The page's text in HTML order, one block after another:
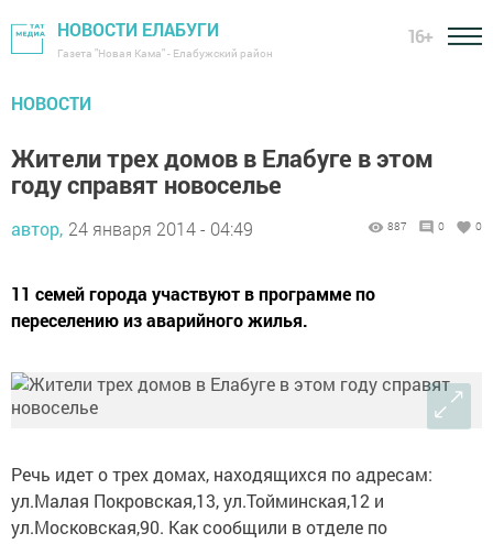
НОВОСТИ ЕЛАБУГИ
Газета "Новая Кама" - Елабужский район
16+
НОВОСТИ
Жители трех домов в Елабуге в этом
году справят новоселье
автор, 24 января 2014 - 04:49 887 0 0
11 семей города участвуют в программе по
переселению из аварийного жилья.
Речь идет о трех домах, находящихся по адресам:
ул.Малая Покровская,13, ул.Тойминская,12 и
ул.Московская,90. Как сообщили в отделе по